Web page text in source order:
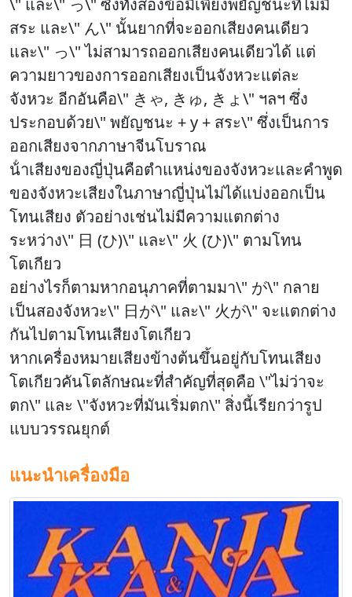
\" และ\" っ\" ซึ่งทั้งสองข้อมีเพียงพยัญชนะที่ไม่มี
สระ และ\" ん\" นั้นยากที่จะออกเสียงคนเดียว
และ\" っ\" ไม่สามารถออกเสียงคนเดียวได้ แต่
ความยาวของการออกเสียงเป็นจังหวะแต่ละ
จังหวะ อีกอันคือ\" きゃ, きゅ, きょ\" ฯลฯ ซึ่ง
ประกอบด้วย\" พยัญชนะ + y + สระ\" ซึ่งเป็นการ
ออกเสียงจากภาษาจีนโบราณ
น้ําเสียงของญี่ปุ่นคือตําแหน่งของจังหวะและคําพูด
ของจังหวะเสียงในภาษาญี่ปุ่นไม่ได้แบ่งออกเป็น
โทนเสียง ตัวอย่างเช่นไม่มีความแตกต่าง
ระหว่าง\" 日 (ひ)\" และ\" 火 (ひ)\" ตามโทน
โตเกียว
อย่างไรก็ตามหากอนุภาคที่ตามมา\" が\" กลาย
เป็นสองจังหวะ\" 日が\" และ\" 火が\" จะแตกต่าง
กันไปตามโทนเสียงโตเกียว
หากเครื่องหมายเสียงข้างต้นขึ้นอยู่กับโทนเสียง
โตเกียวคันโตลักษณะที่สําคัญที่สุดคือ \"ไม่ว่าจะ
ตก\" และ \"จังหวะที่มันเริ่มตก\" สิ่งนี้เรียกว่ารูป
แบบวรรณยุกต์
แนะนําเครื่องมือ